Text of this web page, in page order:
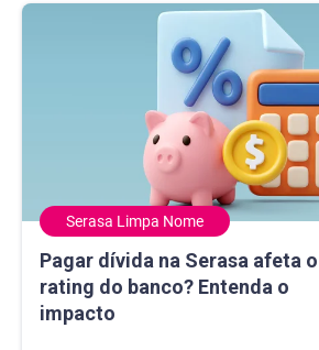
Serasa Limpa Nome
Pagar dívida na Serasa afeta o
rating do banco? Entenda o
impacto
Pagar dívida na Serasa afeta o